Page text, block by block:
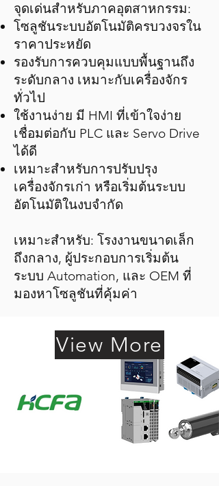
จุดเด่นสำหรับภาคอุตสาหกรรม:
โซลูชันระบบอัตโนมัติครบวงจรใน
ราคาประหยัด
รองรับการควบคุมแบบพื้นฐานถึง
ระดับกลาง เหมาะกับเครื่องจักร
ทั่วไป
ใช้งานง่าย มี HMI ที่เข้าใจง่าย
เชื่อมต่อกับ PLC และ Servo Drive
ได้ดี
เหมาะสำหรับการปรับปรุง
เครื่องจักรเก่า หรือเริ่มต้นระบบ
อัตโนมัติในงบจำกัด
เหมาะสำหรับ: โรงงานขนาดเล็ก
ถึงกลาง, ผู้ประกอบการเริ่มต้น
ระบบ Automation, และ OEM ที่
มองหาโซลูชันที่คุ้มค่า
View More